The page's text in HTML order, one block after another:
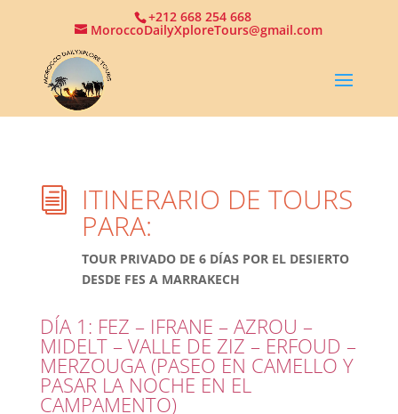
+212 668 254 668
MoroccoDailyXploreTours@gmail.com
i ITINERARIO DE TOURS
PARA:
TOUR PRIVADO DE 6 DÍAS POR EL DESIERTO
DESDE FES A MARRAKECH
DÍA 1: FEZ – IFRANE – AZROU –
MIDELT – VALLE DE ZIZ – ERFOUD –
MERZOUGA (PASEO EN CAMELLO Y
PASAR LA NOCHE EN EL
CAMPAMENTO)